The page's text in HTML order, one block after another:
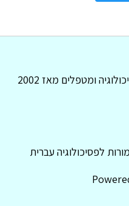
ומטפלים מאז 2002